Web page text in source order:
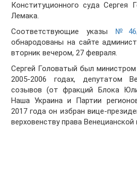
Конституционного суда Сергея
Лемака.
Соответствующие указы №46/
обнародованы на сайте
вторник вечером, 27 февраля.
Сергей Головатый был
2005-2006 годах, депутатом
созывов (от фракций Блока
Наша Украина и Партии
2017 года он избран вице-
верховенству права Венецианской